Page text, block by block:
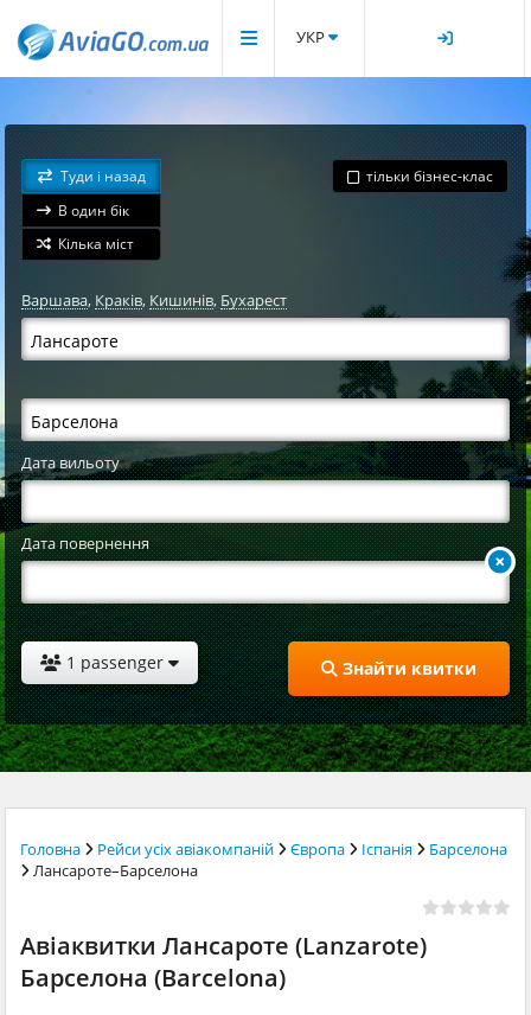
УКР
Туди і назад
В один бік
Кілька міст
тільки бізнес-клас
Варшава, Краків,Кишинів,Бухарест
Дата вильоту
Дата повернення
1 passenger Знайти квитки
Головна Рейси усіх авіакомпаній Європа Іспанія
Барселона
Лансароте–Барселона
Авіаквитки Лансароте (Lanzarote)
Барселона (Barcelona)